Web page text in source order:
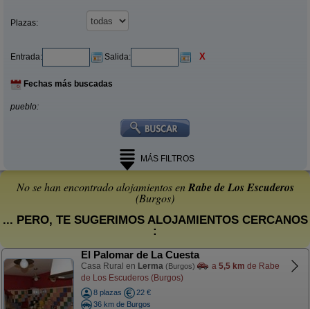
Plazas:
Entrada: Salida: X
Fechas más buscadas
pueblo:
MÁS FILTROS
No se han encontrado alojamientos enRabe de Los Escuderos
(Burgos)
... PERO, TE SUGERIMOS ALOJAMIENTOS CERCANOS
:
El Palomar de La Cuesta
Casa Rural en Lerma (Burgos) a 5,5 km de Rabe
de Los Escuderos (Burgos)
8 plazas
22 €
36 km de Burgos